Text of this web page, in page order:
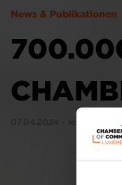
News & Publikationen